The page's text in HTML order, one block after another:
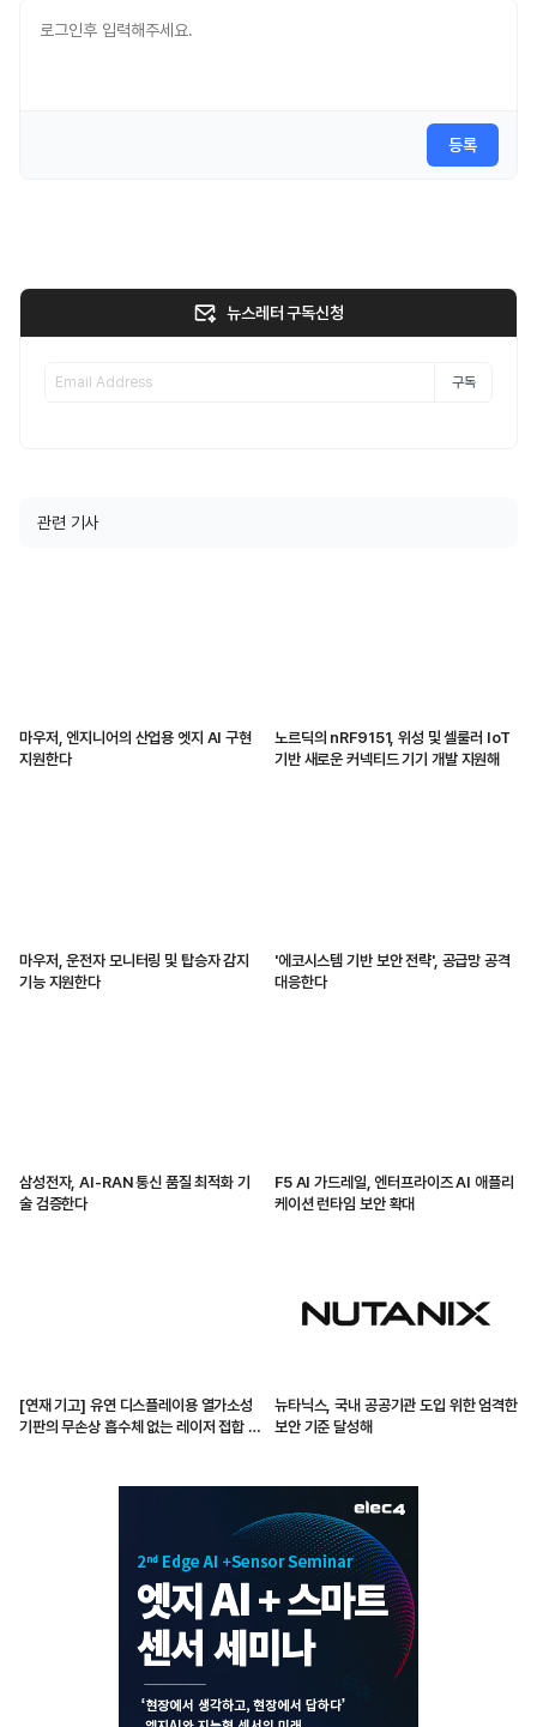
등록
뉴스레터 구독신청
구독
관련 기사
마우저, 엔지니어의 산업용 엣지 AI 구현
지원한다
노르딕의 nRF9151, 위성 및 셀룰러 IoT
기반 새로운 커넥티드 기기 개발 지원해
마우저, 운전자 모니터링 및 탑승자 감지
기능 지원한다
'에코시스템 기반 보안 전략', 공급망 공격
대응한다
삼성전자, AI-RAN 통신 품질 최적화 기
술 검증한다
F5 AI 가드레일, 엔터프라이즈 AI 애플리
케이션 런타임 보안 확대
[연재 기고] 유연 디스플레이용 열가소성
기판의 무손상 흡수체 없는 레이저 접합 기
뉴타닉스, 국내 공공기관 도입 위한 엄격한
보안 기준 달성해